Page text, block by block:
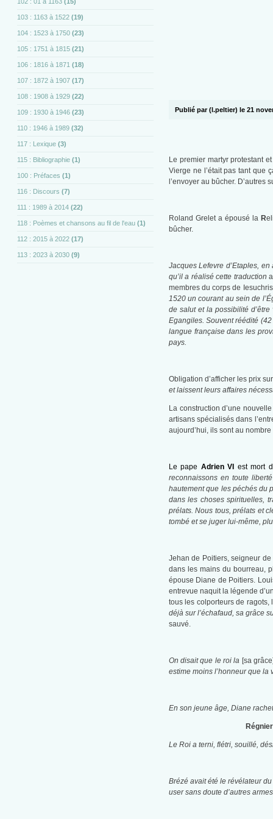
102 : 01 à 1163 (15)
103 : 1163 à 1522 (19)
104 : 1523 à 1750 (23)
105 : 1751 à 1815 (21)
106 : 1816 à 1871 (18)
107 : 1872 à 1907 (17)
108 : 1908 à 1929 (22)
109 : 1930 à 1946 (23)
110 : 1946 à 1989 (32)
117 : Lexique (3)
115 : Bibliographie (1)
100 : Préfaces (1)
116 : Discours (7)
111 : 1989 à 2014 (22)
118 : Poèmes et chansons au fil de l'eau (1)
112 : 2015 à 2022 (17)
113 : 2023 à 2030 (9)
Publié par (l.peltier) le 21
Le premier martyr protestant
Vierge ne l’était pas tant que
l’envoyer au bûcher.
Roland Grelet a épousé la R
bûcher.
Jacques Lefevre d’Etaples,
qu’il a réalisé cette traduction
membres du corps de
1520 un courant au sein de
de salut et la possibilité
Egangiles. Souvent réédité
langue française dans les
pays.
Obligation d’afficher les prix
et laissent leurs affaires
La construction d’une
artisans spécialisés dans
aujourd’hui, ils sont au
Le pape Adrien VI
est mort
reconnaissons en toute
hautement que les péchés du
dans les choses spirituelles,
prélats. Nous tous, prélats et
tombé et se juger lui-même,
Jehan de Poitiers, seigneur
dans les mains du bourreau,
épouse Diane de Poitiers.
entrevue naquit la légende
tous les colporteurs de
déjà sur l’échafaud, sa grâce
sauvé.
On disait que le roi la [sa
estime moins l’honneur que la
En son jeune âge, Diane
Le Roi a terni, flétri, souillé,
Brézé avait été le révélateur
user sans doute d’autres